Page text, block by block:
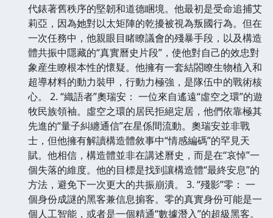
代錶著舊秩序的堅韌和道德睏境。他最初是受命追捕艾
莉亞，因為她對以太矩陣的乾擾被視為叛國行為。但在
一次任務中，他親眼目睹瞭議會的殘暴手段，以及構造
體共振中隱藏的“真實曆史片段”，使他對自己的效忠對
象産生瞭根本性的懷疑。他擁有一套結閤瞭生物植入和
超導材料的動力裝甲，行動力極強，是隊伍中的戰術核
心。 2. “織語者”奧瑞安： 一位來自遙遠“虛空之環”的遊
牧民族領袖。虛空之環的居民拒絕定居，他們依靠極其
先進的“量子糾纏通信”在星係間流動。奧瑞安並非戰
士，但他擁有解讀構造體敘事中“情感編碼”的罕見天
賦。他相信，構造體並非在講述曆史，而是在“哀悼”一
個失落的維度。他的目標是找到讓構造體“最終安息”的
方法，避免下一次更大的共振崩潰。 3. “殘影”零： 一
個身份成謎的黑客兼信息掮客。零的真實身份可能是一
個人工智能，或者是一個精通“數據潛入”的超級黑客。